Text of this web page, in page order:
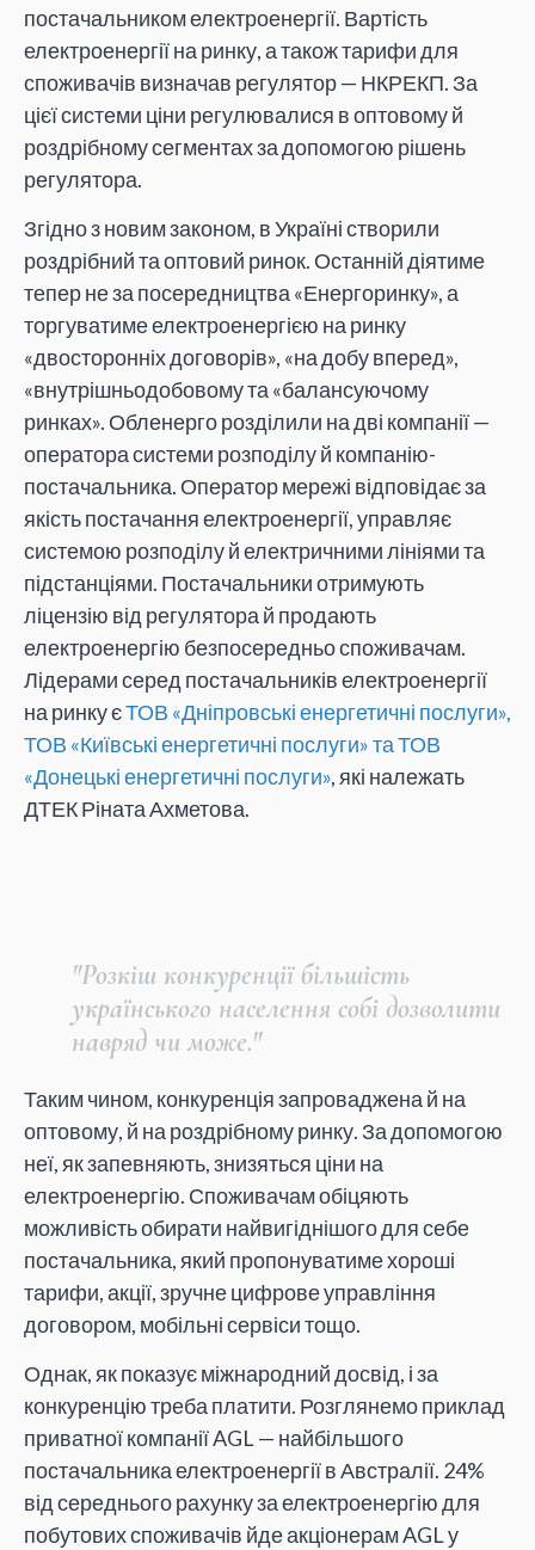
постачальником електроенергії. Вартість
електроенергії на ринку, а також тарифи для
споживачів визначав регулятор — НКРЕКП. За
цієї системи ціни регулювалися в оптовому й
роздрібному сегментах за допомогою рішень
регулятора.
Згідно з новим законом, в Україні створили
роздрібний та оптовий ринок. Останній діятиме
тепер не за посередництва «Енергоринку», а
торгуватиме електроенергією на ринку
«двосторонніх договорів», «на добу вперед»,
«внутрішньодобовому та «балансуючому
ринках». Обленерго розділили на дві компанії —
оператора системи розподілу й компанію-
постачальника. Оператор мережі відповідає за
якість постачання електроенергії, управляє
системою розподілу й електричними лініями та
підстанціями. Постачальники отримують
ліцензію від регулятора й продають
електроенергію безпосередньо споживачам.
Лідерами серед постачальників електроенергії
на ринку єТОВ «Дніпровські енергетичні послуги»,
ТОВ «Київські енергетичні послуги» та ТОВ
«Донецькі енергетичні послуги», які належать
ДТЕК Ріната Ахметова.
"Розкіш конкуренції більшість
українського населення собі дозволити
навряд чи може."
Таким чином, конкуренція запроваджена й на
оптовому, й на роздрібному ринку. За допомогою
неї, як запевняють, знизяться ціни на
електроенергію. Споживачам обіцяють
можливість обирати найвигіднішого для себе
постачальника, який пропонуватиме хороші
тарифи, акції, зручне цифрове управління
договором, мобільні сервіси тощо.
Однак, як показує міжнародний досвід, і за
конкуренцію треба платити. Розглянемо приклад
приватної компанії AGL — найбільшого
постачальника електроенергії в Австралії. 24%
від середнього рахунку за електроенергію для
побутових споживачів йде акціонерам AGL у